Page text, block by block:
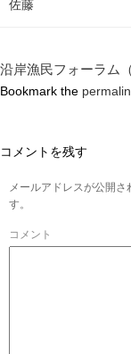
佐藤
沿岸漁民フォーラム
Bookmark the
コメントを残す
メールアドレスが公開
す。
コメント